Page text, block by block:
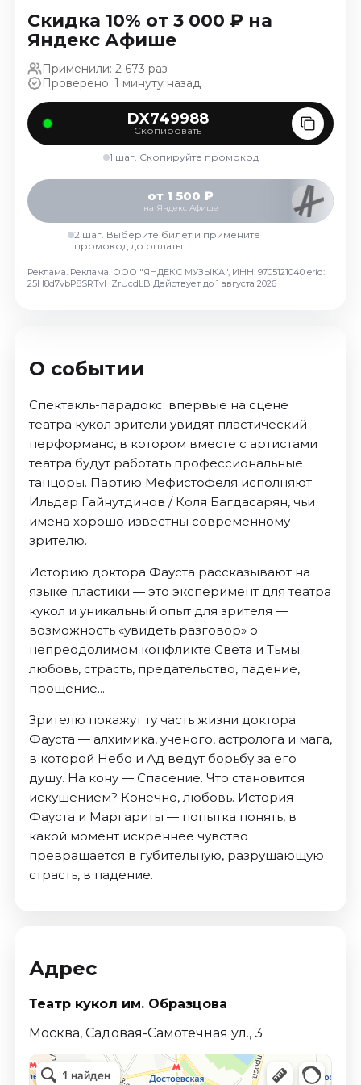
Спорт
Август 2026
Сентябрь 2026
Октябрь 2026
События
Сентябрь 2026
Октябрь 2026
Ноябрь 2026
Декабрь 2026
Январь 2027
Скидка 10% от 3 000 ₽ на
Яндекс Афише
Применили: 2 673 раз
Проверено: 1 минуту назад
DX749988
Скопировать
1 шаг. Скопируйте промокод
от 1 500 ₽
на Яндекс Афише
2 шаг. Выберите билет и примените
промокод до оплаты
Реклама. Реклама. ООО "ЯНДЕКС МУЗЫКА", ИНН: 9705121040 erid:
25H8d7vbP8SRTvHZrUcdLB Действует до 1 августа 2026
О событии
Спектакль-парадокс: впервые на сцене
театра кукол зрители увидят пластический
перформанс, в котором вместе с артистами
театра будут работать профессиональные
танцоры. Партию Мефистофеля исполняют
Ильдар Гайнутдинов / Коля Багдасарян, чьи
имена хорошо известны современному
зрителю.
Историю доктора Фауста рассказывают на
языке пластики — это эксперимент для театра
кукол и уникальный опыт для зрителя —
возможность «увидеть разговор» о
непреодолимом конфликте Света и Тьмы:
любовь, страсть, предательство, падение,
прощение...
Зрителю покажут ту часть жизни доктора
Фауста — алхимика, учёного, астролога и мага,
в которой Небо и Ад ведут борьбу за его
душу. На кону — Спасение. Что становится
искушением? Конечно, любовь. История
Фауста и Маргариты — попытка понять, в
какой момент искреннее чувство
превращается в губительную, разрушающую
страсть, в падение.
Адрес
Театр кукол им. Образцова
Москва, Садовая-Самотёчная ул., 3